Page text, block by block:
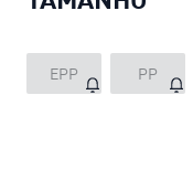
EPP PP